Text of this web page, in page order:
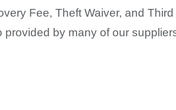
Fee, Theft Waiver, and
by many of our